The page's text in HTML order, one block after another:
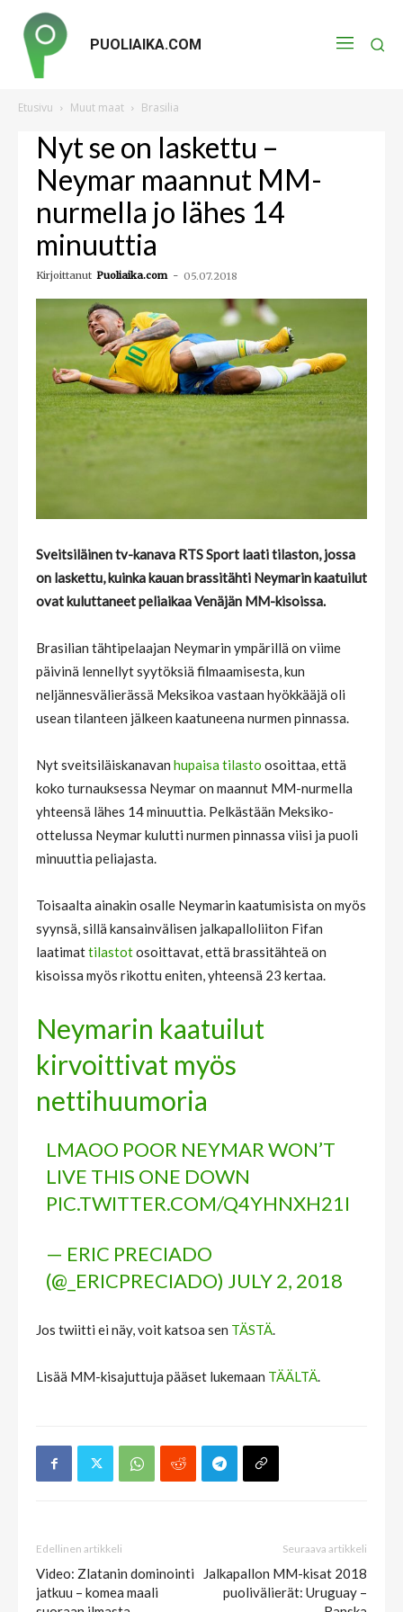
PUOLIAIKA.COM
Etusivu Muut maat Brasilia
Nyt se on laskettu –
Neymar maannut MM-
nurmella jo lähes 14
minuuttia
Kirjoittanut Puoliaika.com - 05.07.2018
Sveitsiläinen tv-kanava RTS Sport laati tilaston, jossa
on laskettu, kuinka kauan brassitähti Neymarin kaatuilut
ovat kuluttaneet peliaikaa Venäjän MM-kisoissa.
Brasilian tähtipelaajan Neymarin ympärillä on viime
päivinä lennellyt syytöksiä filmaamisesta, kun
neljännesvälierässä Meksikoa vastaan hyökkääjä oli
usean tilanteen jälkeen kaatuneena nurmen pinnassa.
Nyt sveitsiläiskanavan hupaisa tilasto osoittaa, että
koko turnauksessa Neymar on maannut MM-nurmella
yhteensä lähes 14 minuuttia. Pelkästään Meksiko-
ottelussa Neymar kulutti nurmen pinnassa viisi ja puoli
minuuttia peliajasta.
Toisaalta ainakin osalle Neymarin kaatumisista on myös
syynsä, sillä kansainvälisen jalkapalloliiton Fifan
laatimattilastotosoittavat, että brassitähteä on
kisoissa myös rikottu eniten, yhteensä 23 kertaa.
Neymarin kaatuilut
kirvoittivat myös
nettihuumoria
LMAOO POOR NEYMAR WON’T
LIVE THIS ONE DOWN
PIC.TWITTER.COM/Q4YHNXH21I
— ERIC PRECIADO
(@_ERICPRECIADO) JULY 2, 2018
Jos twiitti ei näy, voit katsoa sen TÄSTÄ.
Lisää MM-kisajuttuja pääset lukemaan TÄÄLTÄ.
Edellinen artikkeli
Video: Zlatanin dominointi
jatkuu – komea maali
Seuraava artikkeli
Jalkapallon MM-kisat 2018
puolivälierät: Uruguay –